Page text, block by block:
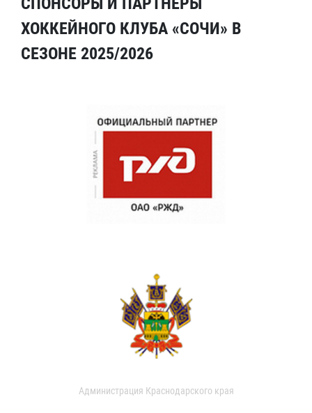
ХОККЕЙНОГО КЛУБА «СОЧИ» В
СЕЗОНЕ 2025/2026
Администрация Краснодарского края